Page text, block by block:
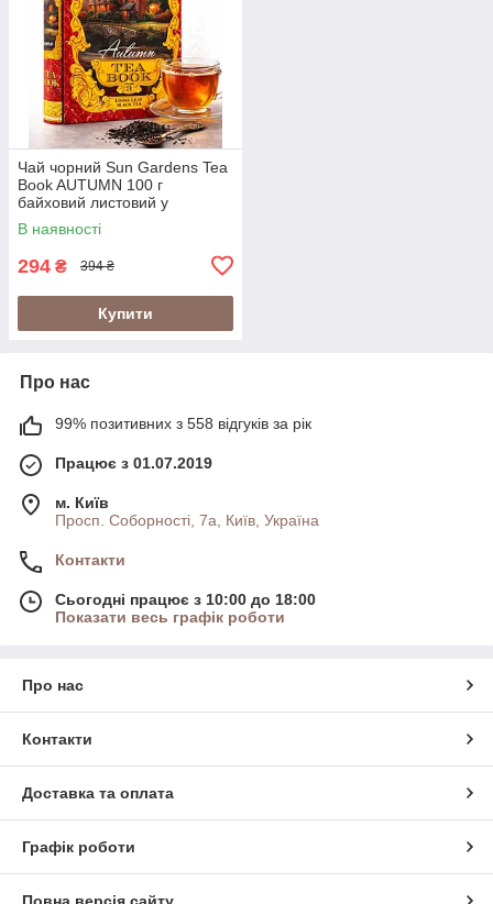
Чай чорний Sun Gardens Tea
Book AUTUMN 100 г
байховий листовий у
подарунковій упаковці-книзі
(Sun Gardens Autumn ТОМ 3)
В наявності
294 ₴ 394 ₴
Купити
Про нас
99% позитивних з 558 відгуків за рік
Працює з 01.07.2019
м. Київ
Просп. Соборності, 7а, Київ, Україна
Контакти
Сьогодні працює з 10:00 до 18:00
Показати весь графік роботи
Про нас
Контакти
Доставка та оплата
Графік роботи